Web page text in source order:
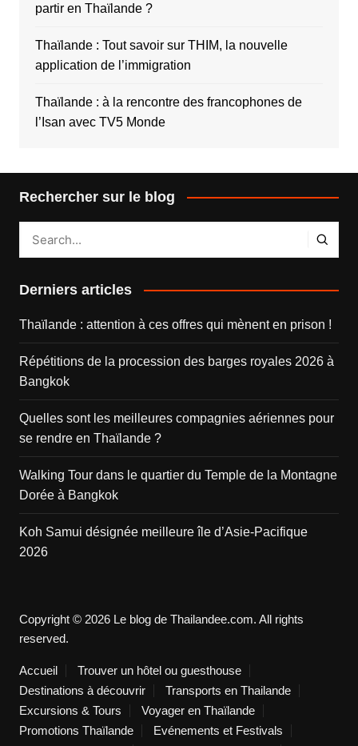
partir en Thaïlande ?
Thaïlande : Tout savoir sur THIM, la nouvelle
application de l’immigration
Thaïlande : à la rencontre des francophones de
l’Isan avec TV5 Monde
Rechercher sur le blog
Derniers articles
Thaïlande : attention à ces offres qui mènent en prison !
Répétitions de la procession des barges royales 2026 à
Bangkok
Quelles sont les meilleures compagnies aériennes pour
se rendre en Thaïlande ?
Walking Tour dans le quartier du Temple de la Montagne
Dorée à Bangkok
Koh Samui désignée meilleure île d’Asie-Pacifique
2026
Copyright © 2026 Le blog de Thailandee.com. All rights
reserved.
Accueil
Trouver un hôtel ou guesthouse
Destinations à découvrir
Transports en Thailande
Excursions & Tours
Voyager en Thaïlande
Promotions Thaïlande
Evénements et Festivals